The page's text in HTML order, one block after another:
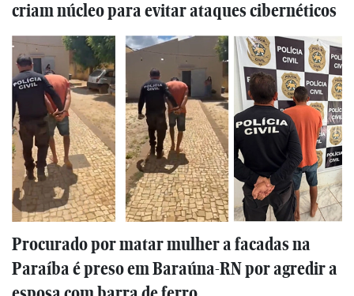
criam núcleo para evitar ataques cibernéticos
Procurado por matar mulher a facadas na
Paraíba é preso em Baraúna-RN por agredir a